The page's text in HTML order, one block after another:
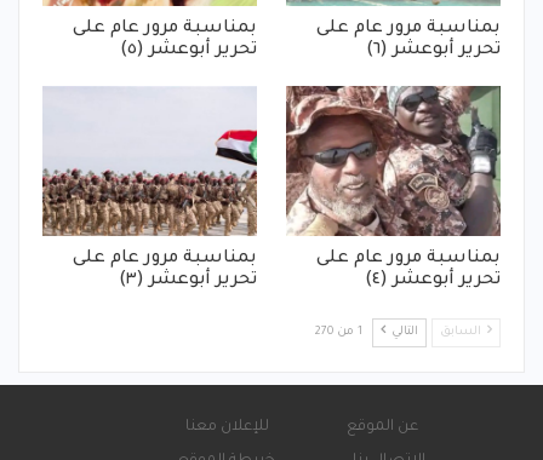
بمناسبة مرور عام على
تحرير أبوعشر (٦)
بمناسبة مرور عام على
تحرير أبوعشر (٥)
بمناسبة مرور عام على
تحرير أبوعشر (٤)
بمناسبة مرور عام على
تحرير أبوعشر (٣)
السابق التالي 1 من 270
عن الموقع
للإعلان معنا